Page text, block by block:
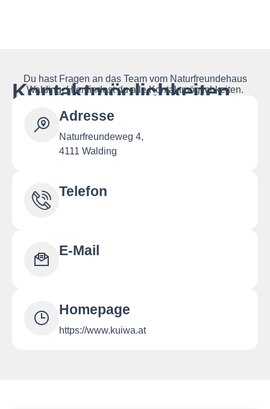
Kontaktmöglichkeiten
Du hast Fragen an das Team vom Naturfreundehaus
Walding. Hier findest du alle Kontaktmöglichkeiten.
Adresse
Naturfreundeweg 4,
4111 Walding
Telefon
E-Mail
Homepage
https://www.kuiwa.at